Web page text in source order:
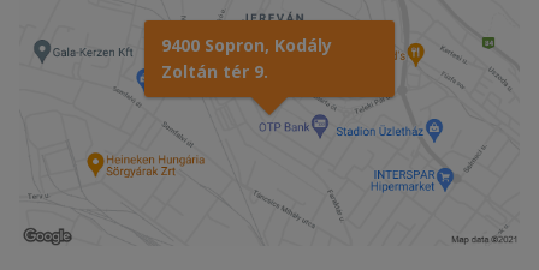
9400 Sopron, Kodály
Zoltán tér 9.